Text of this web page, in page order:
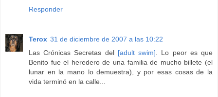
Responder
Terox 31 de diciembre de 2007 a las 10:22
Las Crónicas Secretas del [adult swim] . Lo peor es que
Benito fue el heredero de una familia de mucho billete (el
lunar en la mano lo demuestra), y por esas cosas de la
vida terminó en la calle...